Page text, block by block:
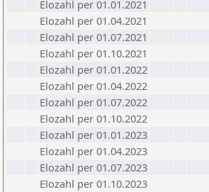
Elozahl per 01.01.2021
Elozahl per 01.04.2021
Elozahl per 01.07.2021
Elozahl per 01.10.2021
Elozahl per 01.01.2022
Elozahl per 01.04.2022
Elozahl per 01.07.2022
Elozahl per 01.10.2022
Elozahl per 01.01.2023
Elozahl per 01.04.2023
Elozahl per 01.07.2023
Elozahl per 01.10.2023